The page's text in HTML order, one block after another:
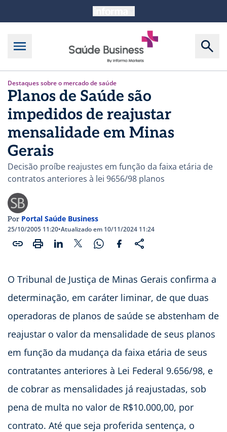
Destaques sobre o mercado de saúde
Planos de Saúde são
impedidos de reajustar
mensalidade em Minas
Gerais
Decisão proíbe reajustes em função da faixa etária de
contratos anteriores à lei 9656/98 planos
Por Portal Saúde Business
25/10/2005 11:20•Atualizado em 10/11/2024 11:24
O Tribunal de Justiça de Minas Gerais confirma a
determinação, em caráter liminar, de que duas
operadoras de planos de saúde se abstenham de
reajustar o valor da mensalidade de seus planos
em função da mudança da faixa etária de seus
contratantes anteriores à Lei Federal 9.656/98, e
de cobrar as mensalidades já reajustadas, sob
pena de multa no valor de R$10.000,00, por
contrato. Até que seja proferida sentença, o